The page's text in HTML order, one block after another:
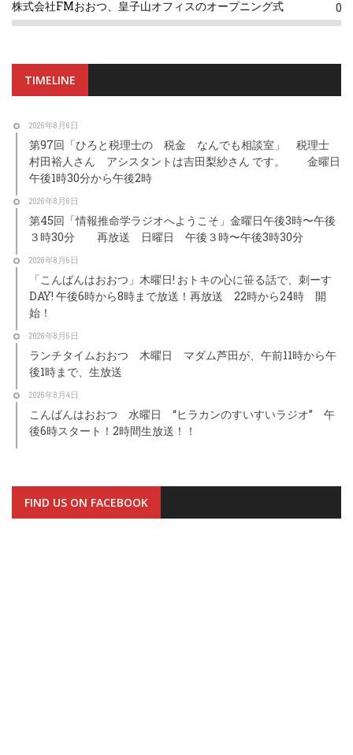
株式会社FMおおつ、皇子山オフィスのオープニング式 0
TIMELINE
2026年8月6日
第97回「ひろと税理士の 税金 なんでも相談室」 税理士
村田裕人さん アシスタントは吉田梨紗さん です。 金曜日
午後1時30分から午後2時
2026年8月6日
第45回「情報推命学ラジオへようこそ」金曜日午後3時〜午後
３時30分 再放送 日曜日 午後３時〜午後3時30分
2026年8月5日
「こんばんはおおつ」木曜日! おトキの心に笹る話で、刺ーす
DAY! 午後6時から8時まで放送！再放送 22時から24時 開
始！
2026年8月5日
ランチタイムおおつ 木曜日 マダム芦田が、午前11時から午
後1時まで、生放送
2026年8月4日
こんばんはおおつ 水曜日 “ヒラカンのすいすいラジオ” 午
後6時スタート！2時間生放送！！
FIND US ON FACEBOOK